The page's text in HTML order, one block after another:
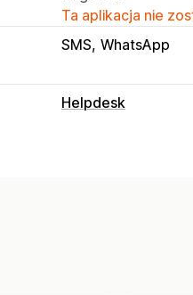
Ta aplikacja nie
SMS WhatsApp
Helpdesk